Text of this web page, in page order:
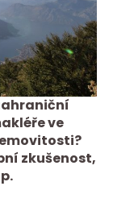
ve
zkušenost,